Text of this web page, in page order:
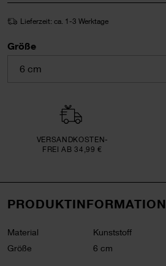
Lieferzeit: ca. 1-3 Werktage
Größe
VERSAND­KOSTEN­
FREI AB 34,99 €
PRODUKTINFORMATION
Material
Kunststoff
Größe
6 cm